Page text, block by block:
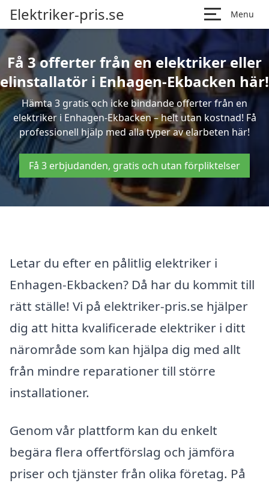
Elektriker-pris.se Menu
Få 3 offerter från en elektriker eller
elinstallatör i Enhagen-Ekbacken här!
Hämta 3 gratis och icke bindande offerter från en
elektriker i Enhagen-Ekbacken – helt utan kostnad! Få
professionell hjälp med alla typer av elarbeten här!
Få 3 erbjudanden, gratis och utan förpliktelser
Letar du efter en pålitlig elektriker i
Enhagen-Ekbacken? Då har du kommit till
rätt ställe! Vi på elektriker-pris.se hjälper
dig att hitta kvalificerade elektriker i ditt
närområde som kan hjälpa dig med allt
från mindre reparationer till större
installationer.
Genom vår plattform kan du enkelt
begära flera offertförslag och jämföra
priser och tjänster från olika företag. På